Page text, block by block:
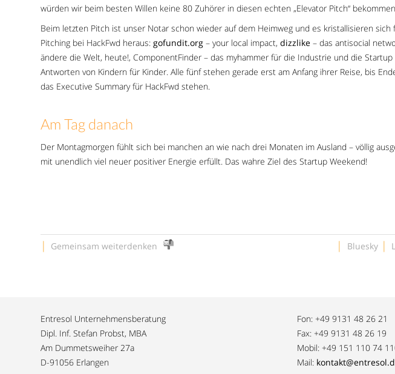
würden wir beim besten Willen keine 80 Zuhörer in diesen echten „Elevator Pitch“
Beim letzten Pitch ist unser Notar schon wieder auf dem Heimweg und es kristallisieren sich
Pitching bei HackFwd heraus: gofundit.org – your local impact,dizzlike – das antisocial
ändere die Welt, heute!, ComponentFinder – das myhammer für die Industrie und die Startup
Antworten von Kindern für Kinder. Alle fünf stehen gerade erst am Anfang ihrer Reise, bis
das Executive Summary für HackFwd stehen.
Am Tag danach
Der Montagmorgen fühlt sich bei manchen an wie nach drei Monaten im Ausland – völlig
mit unendlich viel neuer positiver Energie erfüllt. Das wahre Ziel des Startup Weekend!
| Gemeinsam weiterdenken | Bluesky |
Entresol Unternehmensberatung
Dipl. Inf. Stefan Probst, MBA
Am Dummetsweiher 27a
D-91056 Erlangen
Fon: +49 9131 48 26 21
Fax: +49 9131 48 26 19
Mobil: +49 151 110 74
Mail: